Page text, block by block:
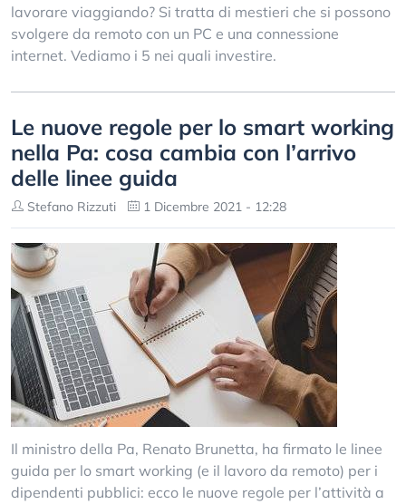
lavorare viaggiando? Si tratta di mestieri che si possono
svolgere da remoto con un PC e una connessione
internet. Vediamo i 5 nei quali investire.
Le nuove regole per lo smart working
nella Pa: cosa cambia con l’arrivo
delle linee guida
Stefano Rizzuti 1 Dicembre 2021 - 12:28
Il ministro della Pa, Renato Brunetta, ha firmato le linee
guida per lo smart working (e il lavoro da remoto) per i
dipendenti pubblici: ecco le nuove regole per l’attività a